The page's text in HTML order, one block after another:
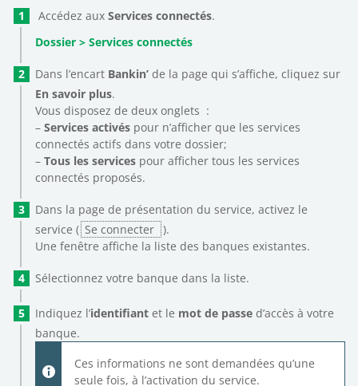
Accédez aux Services connectés.
Dossier > Services connectés
Dans l’encart Bankin’ de la page qui s’affiche, cliquez sur
En savoir plus.
Vous disposez de deux onglets :
–Services activéspour n’afficher que les services
connectés actifs dans votre dossier;
– Tous les servicespour afficher tous les services
connectés proposés.
Dans la page de présentation du service, activez le
service ( Se connecter ).
Une fenêtre affiche la liste des banques existantes.
Sélectionnez votre banque dans la liste.
Indiquez l’identifiantet le mot de passed’accès à votre
banque.
Ces informations ne sont demandées qu’une
seule fois, à l’activation du service.